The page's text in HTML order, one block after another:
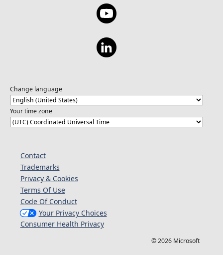
Change language
Your time zone
Contact
Trademarks
Privacy & Cookies
Terms Of Use
Code Of Conduct
Your Privacy Choices
Consumer Health Privacy
© 2026 Microsoft